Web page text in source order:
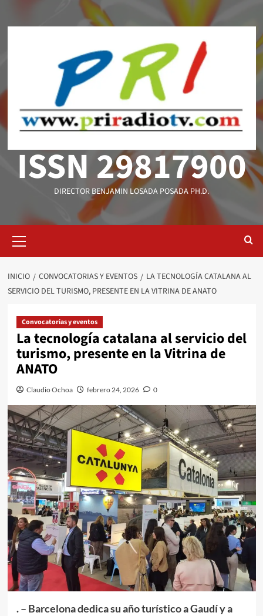
ISSN 29817900
DIRECTOR BENJAMIN LOSADA POSADA PH.D.
primario
INICIO CONVOCATORIAS Y EVENTOS
LA TECNOLOGÍA CATALANA AL
SERVICIO DEL TURISMO, PRESENTE EN LA VITRINA DE ANATO
Convocatorias y eventos
La tecnología catalana al servicio del
turismo, presente en la Vitrina de
ANATO
Claudio Ochoa febrero 24, 2026 0
. – Barcelona dedica su año turístico a Gaudí y a